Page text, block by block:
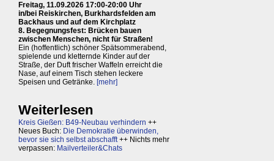
Freitag, 11.09.2026 17:00-20:00 Uhr
in/bei Reiskirchen, Burkhardsfelden am
Backhaus und auf dem Kirchplatz
8. Begegnungsfest: Brücken bauen
zwischen Menschen, nicht für Straßen!
Ein (hoffentlich) schöner Spätsommerabend,
spielende und kletternde Kinder auf der
Straße, der Duft frischer Waffeln erreicht die
Nase, auf einem Tisch stehen leckere
Speisen und Getränke. [mehr]
Weiterlesen
Kreis Gießen: B49-Neubau verhindern ++
Neues Buch: Die Demokratie überwinden,
bevor sie sich selbst abschafft++ Nichts mehr
verpassen: Mailverteiler&Chats